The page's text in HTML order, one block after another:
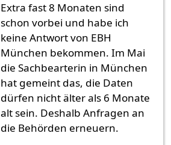
Extra fast 8 Monaten sind
schon vorbei und habe ich
keine Antwort von EBH
München bekommen. Im Mai
die Sachbearterin in München
hat gemeint das, die Daten
dürfen nicht älter als 6 Monate
alt sein. Deshalb Anfragen an
die Behörden erneuern.